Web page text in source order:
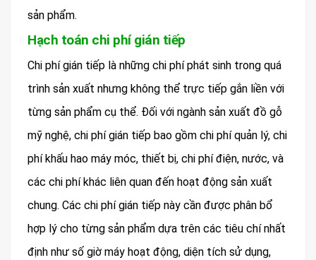
sản phẩm.
Hạch toán chi phí gián tiếp
Chi phí gián tiếp là những chi phí phát sinh trong quá
trình sản xuất nhưng không thể trực tiếp gắn liền với
từng sản phẩm cụ thể. Đối với ngành sản xuất đồ gỗ
mỹ nghệ, chi phí gián tiếp bao gồm chi phí quản lý, chi
phí khấu hao máy móc, thiết bị, chi phí điện, nước, và
các chi phí khác liên quan đến hoạt động sản xuất
chung. Các chi phí gián tiếp này cần được phân bổ
hợp lý cho từng sản phẩm dựa trên các tiêu chí nhất
định như số giờ máy hoạt động, diện tích sử dụng,